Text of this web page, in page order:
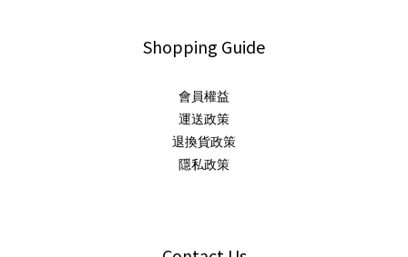
Shopping Guide
會員權益
運送政策
退換貨政策
隱私政策